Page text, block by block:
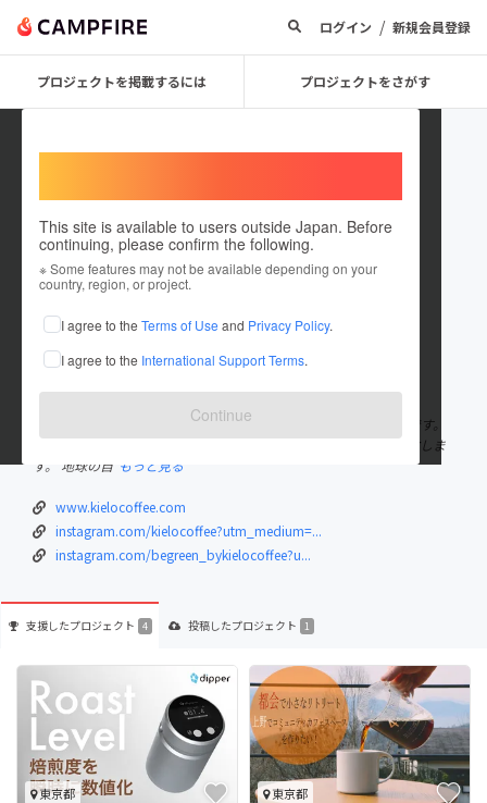
ログイン / 新規会員登録
プロジェクトを掲載するには プロジェクトをさがす
This site is available to users outside Japan. Before
continuing, please confirm the following.
※ Some features may not be available depending on your
country, region, or project.
I agree to the Terms of Use and Privacy Policy.
I agree to the International Support Terms.
Continue
KIELO COFFEE
これまでに4回支援して1件のプロジェクトを投稿しています
在住国：日本 現在地：東京都
出身国：日本 出身地：東京都
東京秋葉原、スペシャルティコーヒー専門店「KIELO COFFEE」です。
私達の新店『Be green by KILEO COFFEE』が間もなくオープン致しま
す。 地球の自 もっと見る
www.kielocoffee.com
instagram.com/kielocoffee?utm_medium=...
instagram.com/begreen_bykielocoffee?u...
支援したプロジェクト 4 投稿したプロジェクト 1
東京都 東京都